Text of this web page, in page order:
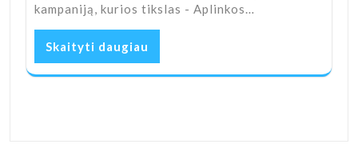
kampaniją, kurios tikslas - Aplinkos…
Skaityti daugiau